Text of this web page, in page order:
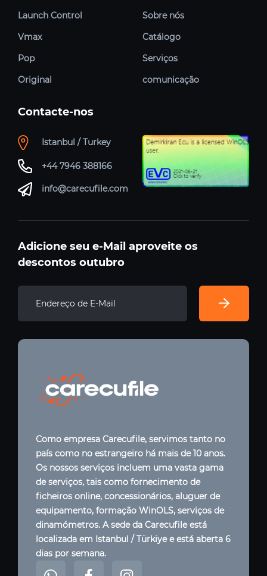
Launch Control
Vmax
Pop
Original
Sobre nós
Catálogo
Serviços
comunicação
Contacte-nos
Istanbul / Turkey
+44 7946 388166
info@carecufile.com
Adicione seu e-Mail aproveite os
descontos outubro
Como empresa Carecufile, servimos tanto no
país como no estrangeiro há mais de 10 anos.
Os nossos serviços incluem uma vasta gama
de serviços, tais como fornecimento de
ficheiros online, concessionários, aluguer de
equipamento, formação WinOLS, serviços de
dinamómetros. A sede da Carecufile está
localizada em Istanbul / Türkiye e está aberta 6
dias por semana.